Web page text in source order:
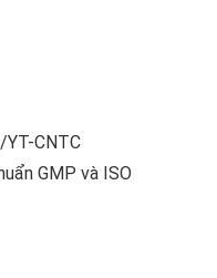
CNTC
GMP và ISO